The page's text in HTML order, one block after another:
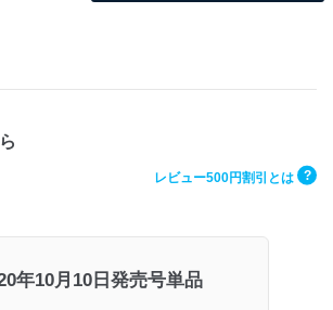
レビュー500円割引とは ?
年10月10日発売号単品